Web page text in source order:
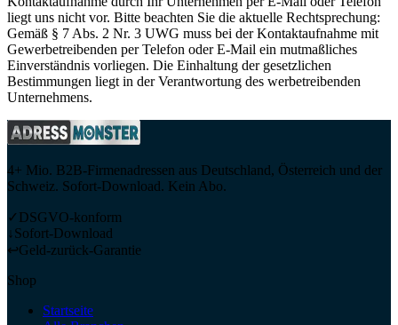
liegt uns nicht vor. Bitte beachten Sie die aktuelle Rechtsprechung:
Gemäß § 7 Abs. 2 Nr. 3 UWG muss bei der Kontaktaufnahme mit
Gewerbetreibenden per Telefon oder E-Mail ein mutmaßliches
Einverständnis vorliegen. Die Einhaltung der gesetzlichen
Bestimmungen liegt in der Verantwortung des werbetreibenden
Unternehmens.
4+ Mio. B2B-Firmenadressen aus Deutschland, Österreich und der
Schweiz. Sofort-Download. Kein Abo.
✓ DSGVO-konform
↓Sofort-Download
↩Geld-zurück-Garantie
Shop
Startseite